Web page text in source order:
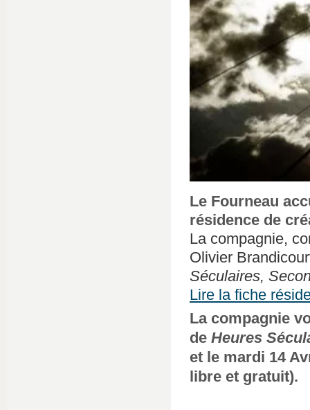
Le Fourneau
résidence de
La compagnie,
Olivier
Séculaires,
Lire la fiche
La compagnie
de Heures
et le mardi 14
libre et gratuit).